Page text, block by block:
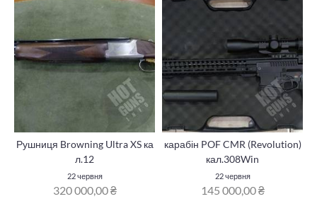
Рушниця Browning Ultra XS ка
л.12
22 червня
320 000,00 ₴
карабін POF CMR (Revolution)
кал.308Win
22 червня
145 000,00 ₴